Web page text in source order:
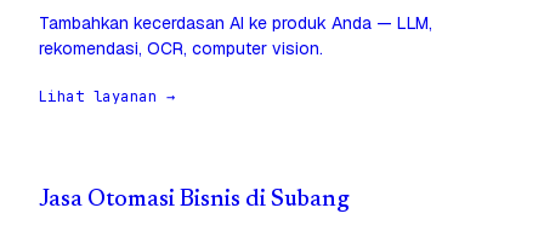
Tambahkan kecerdasan AI ke produk Anda — LLM,
rekomendasi, OCR, computer vision.
Lihat layanan →
Jasa Otomasi Bisnis di Subang